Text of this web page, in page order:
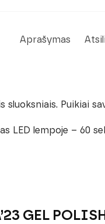
Aprašymas
sluoksniais. Puikiai
LED lempoje – 60
GEL